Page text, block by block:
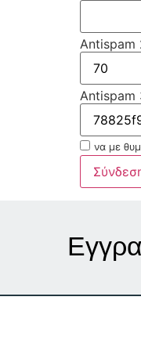
Antispam
Antispam
να με